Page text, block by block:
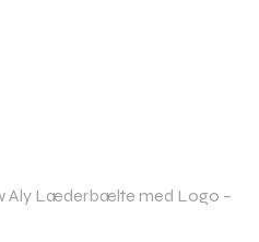
Aly Læderbælte med Logo –